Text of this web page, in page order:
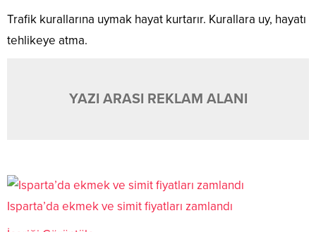
Trafik kurallarına uymak hayat kurtarır. Kurallara uy, hayatı
tehlikeye atma.
YAZI ARASI REKLAM ALANI
Isparta’da ekmek ve simit fiyatları zamlandı